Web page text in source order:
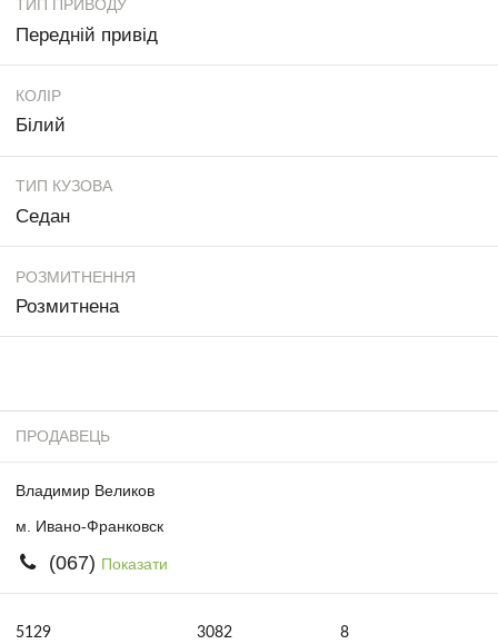
ТИП ПРИВОДУ
Передній привід
КОЛІР
Білий
ТИП КУЗОВА
Седан
РОЗМИТНЕННЯ
Розмитнена
ПРОДАВЕЦЬ
Владимир Великов
м. Ивано-Франковск
(067) Показати
5129
3082
8